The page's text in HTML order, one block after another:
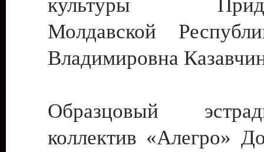
культуры
Молдавской
Владимировна
Образцовый
коллектив «Алегро»